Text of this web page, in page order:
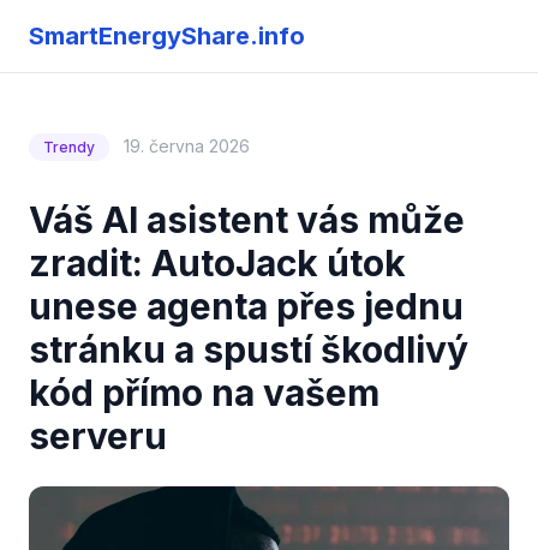
SmartEnergyShare.info
Trendy 19. června 2026
Váš AI asistent vás může
zradit: AutoJack útok
unese agenta přes jednu
stránku a spustí škodlivý
kód přímo na vašem
serveru